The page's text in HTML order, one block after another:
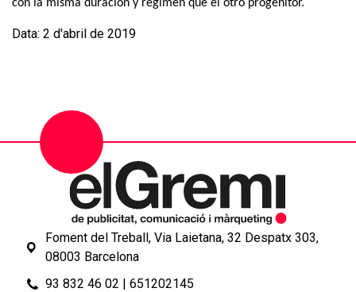
con la misma duración y régimen que el otro progenitor.
Data: 2 d'abril de 2019
Foment del Treball, Via Laietana, 32 Despatx 303,
08003 Barcelona
93 832 46 02 | 651202145